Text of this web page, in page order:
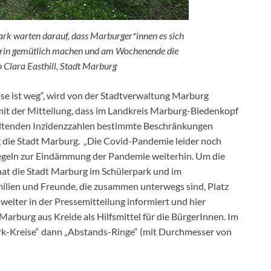
warten darauf, dass Marburger*innen es sich
gemütlich machen und am Wochenende die
Clara Easthill, Stadt Marburg
ist weg“, wird von der Stadtverwaltung Marburg
der Mitteilung, dass im Landkreis Marburg-Biedenkopf
Inzidenzzahlen bestimmte Beschränkungen
Stadt Marburg. „Die Covid-Pandemie leider noch
zur Eindämmung der Pandemie weiterhin. Um die
die Stadt Marburg im Schülerpark und im
und Freunde, die zusammen unterwegs sind, Platz
in der Pressemitteilung informiert und hier
aus Kreide als Hilfsmittel für die BürgerInnen. Im
dann „Abstands-Ringe“ (mit Durchmesser von